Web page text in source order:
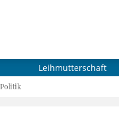
Leihmutterschaft
Politik